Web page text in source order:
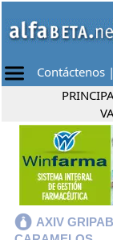
Contáctenos |
AXIV